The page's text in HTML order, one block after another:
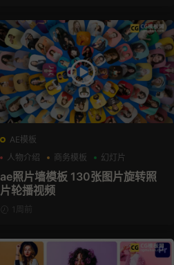
AE模板
人物介绍
商务模板 幻灯片
ae照片墙模板 130张图片旋转照
片轮播视频
1周前